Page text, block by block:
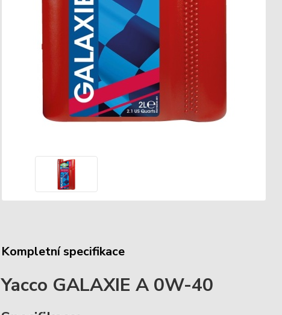
Kompletní specifikace
Yacco GALAXIE A 0W-40